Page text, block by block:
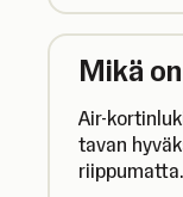
Mikä
Air-
tavan